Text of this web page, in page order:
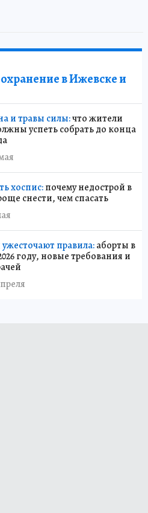
в Ижевске и
и травы силы:что жители
успеть собрать до конца
хоспис:почему недострой в
снести, чем спасать
правила:аборты в
году, новые требования и